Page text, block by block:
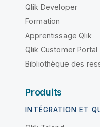
Qlik Developer
Formation
Apprentissage Qlik
Qlik Customer Portal
Bibliothèque des
Produits
INTÉGRATION ET